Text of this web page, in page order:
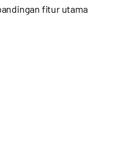
fitur utama